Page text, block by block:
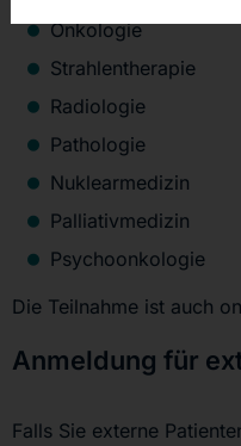
Onkologie
Strahlentherapie
Radiologie
Pathologie
Nuklearmedizin
Palliativmedizin
Psychoonkologie
Die Teilnahme ist auch
Anmeldung für
Falls Sie externe